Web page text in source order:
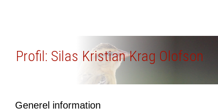
Profil: Silas Kristian Krag Olofson
Generel information